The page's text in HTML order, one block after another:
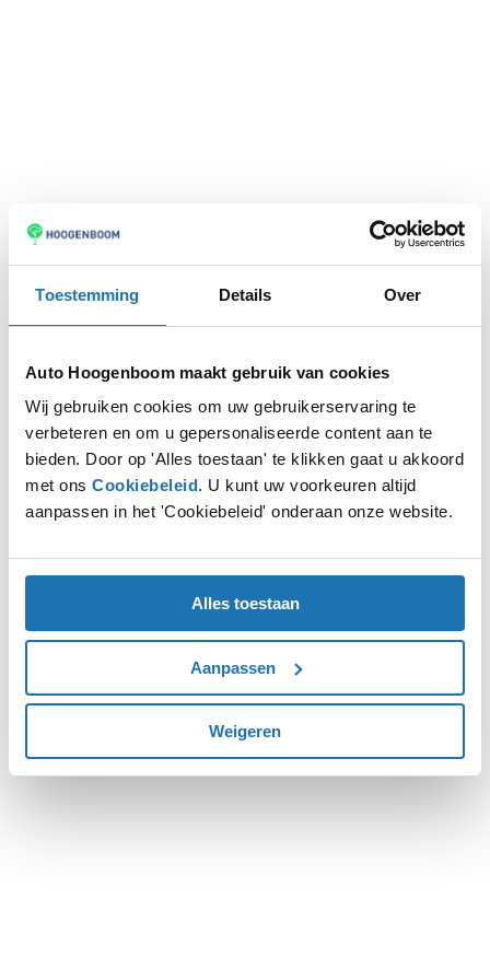
Toestemming Details Over
Auto Hoogenboom maakt gebruik van cookies
Wij gebruiken cookies om uw gebruikerservaring te
verbeteren en om u gepersonaliseerde content aan te
bieden. Door op 'Alles toestaan' te klikken gaat u akkoord
met ons Cookiebeleid. U kunt uw voorkeuren altijd
aanpassen in het 'Cookiebeleid' onderaan onze website.
Alles toestaan
Aanpassen
Weigeren
Application error: aclient-side exception has occurred while
loadingwww.autohoogenboom.nl (see the browser console
more information).